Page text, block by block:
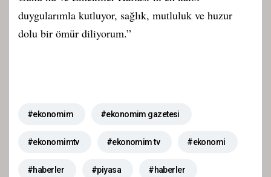
duygularımla kutluyor, sağlık, mutluluk ve huzur
dolu bir ömür diliyorum.”
#ekonomim #ekonomim gazetesi
#ekonomimtv #ekonomim tv #ekonomi
#haberler #piyasa #haberler